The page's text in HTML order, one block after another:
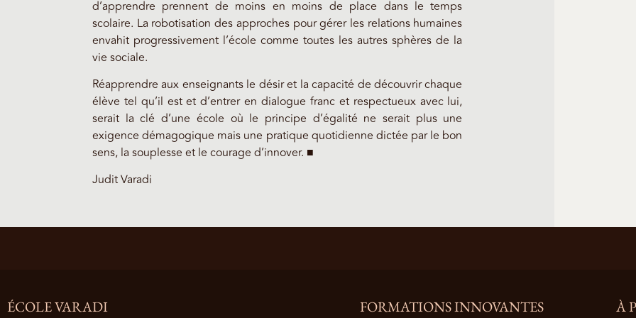
d’apprendre prennent de moins en moins de place dans le temps
scolaire. La robotisation des approches pour gérer les relations humaines
envahit progressivement l’école comme toutes les autres sphères de la
vie sociale.
Réapprendre aux enseignants le désir et la capacité de découvrir chaque
élève tel qu’il est et d’entrer en dialogue franc et respectueux avec lui,
serait la clé d’une école où le principe d’égalité ne serait plus une
exigence démagogique mais une pratique quotidienne dictée par le bon
sens, la souplesse et le courage d’innover. ■
Judit Varadi
ÉCOLE VARADI FORMATIONS INNOVANTES À